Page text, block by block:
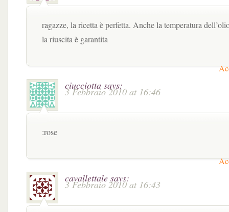
ragazze, la ricetta è perfetta. Anche la temperatura
la riuscita è garantita
ciucciotta says:
3 Febbraio 2010 at 16:46
:rose
cavallettale says:
3 Febbraio 2010 at 16:43